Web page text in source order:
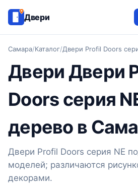
Двери
Самара/Каталог/Двери Profil Doors
Двери Двери
Doors серия
дерево в
Двери Profil Doors серия NE
моделей; различаются
декорами.